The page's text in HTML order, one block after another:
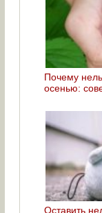
Почему
осенью:
Оставить